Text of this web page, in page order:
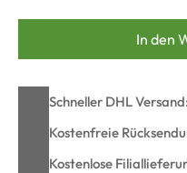
In den
Schneller DHL
Kostenfreie
Kostenlose